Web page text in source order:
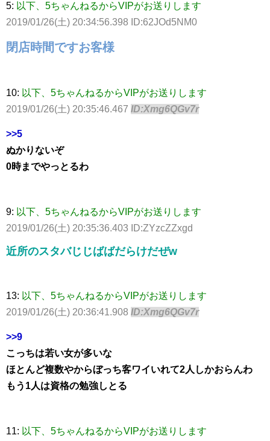
5: 以下、5ちゃんねるからVIPがお送りします
2019/01/26(土) 20:34:56.398 ID:62JOd5NM0
閉店時間ですお客様
10: 以下、5ちゃんねるからVIPがお送りします
2019/01/26(土) 20:35:46.467 ID:Xmg6QGv7r
>>5
ぬかりないぞ
0時までやっとるわ
9: 以下、5ちゃんねるからVIPがお送りします
2019/01/26(土) 20:35:36.403 ID:ZYzcZZxgd
近所のスタバじじばばだらけだぜw
13: 以下、5ちゃんねるからVIPがお送りします
2019/01/26(土) 20:36:41.908 ID:Xmg6QGv7r
>>9
こっちは若い女が多いな
ほとんど複数やからぼっち客ワイいれて2人しかおらんわ
もう1人は資格の勉強しとる
11: 以下、5ちゃんねるからVIPがお送りします